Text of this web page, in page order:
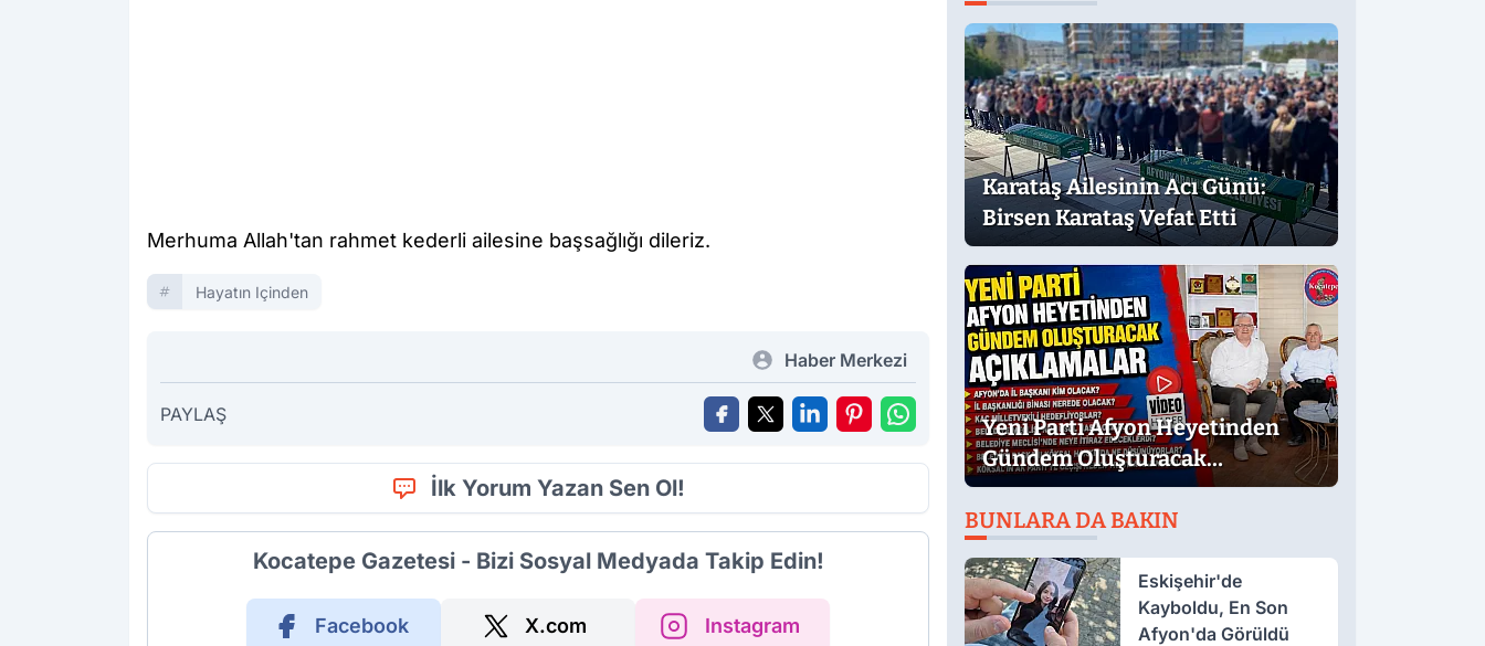
Merhuma Allah'tan rahmet kederli ailesine başsağlığı dileriz.
Hayatın Içinden
Haber Merkezi
PAYLAŞ
İlk Yorum Yazan Sen Ol!
Kocatepe Gazetesi - Bizi Sosyal Medyada Takip Edin!
Facebook X.com Instagram
Karataş Ailesinin Acı Günü:
Birsen Karataş Vefat Etti
Yeni Parti Afyon Heyetinden
Gündem Oluşturacak
Açıklamalar
BUNLARA DA BAKIN
Eskişehir'de
Kayboldu, En Son
Afyon'da Görüldü